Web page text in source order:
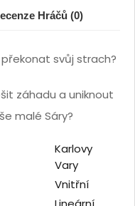
Hráčů (0)
svůj strach?
záhadu a uniknout
malé Sáry?
Karlovy
Vary
Vnitřní